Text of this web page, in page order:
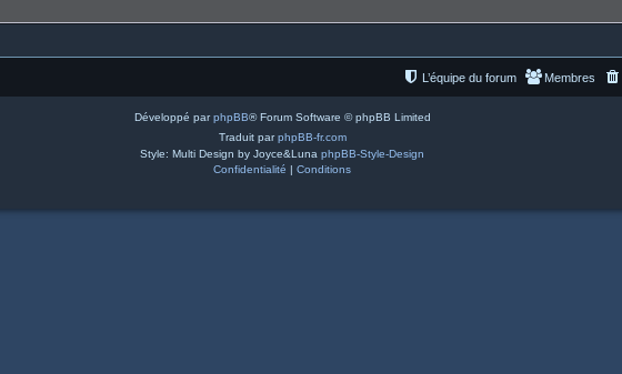
Membres
L’équipe du forum
Développé parphpBB® Forum Software © phpBB Limited
Traduit parphpBB-fr.com
Style: Multi Design by Joyce&Luna phpBB-Style-Design
Confidentialité | Conditions